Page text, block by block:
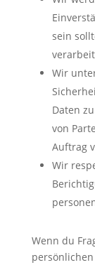
sein
Wir
Daten
von
Auftrag
Wir
Wenn du